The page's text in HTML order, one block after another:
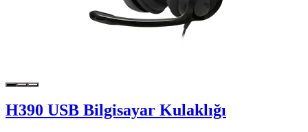
H390 USB Bilgisayar Kulaklığı